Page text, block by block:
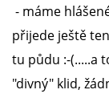
JAK
- máme
přijede ještě
tu půdu :-(.....a
"divný" klid,